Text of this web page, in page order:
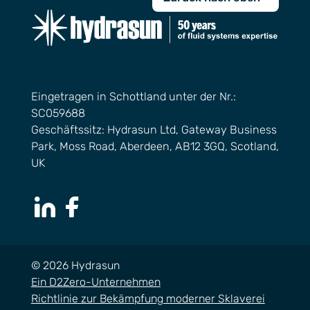
Eingetragen in Schottland unter der Nr.:
SC059688
Geschäftssitz: Hydrasun Ltd, Gateway Business
Park, Moss Road, Aberdeen, AB12 3GQ, Scotland,
UK
© 2026 Hydrasun
Ein D2Zero-Unternehmen
Richtlinie zur Bekämpfung moderner Sklaverei